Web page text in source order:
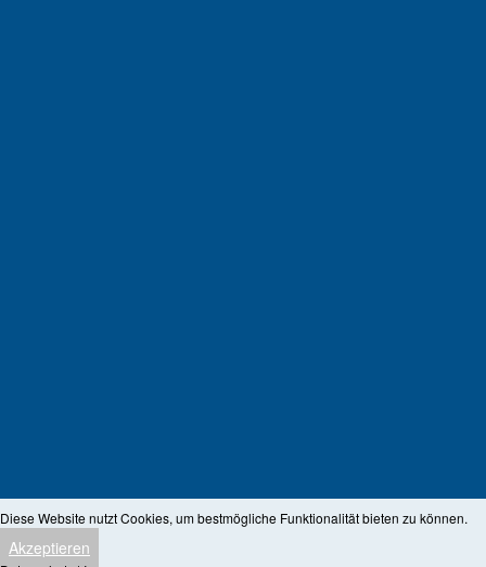
Diese Website nutzt Cookies, um bestmögliche Funktionalität bieten zu können.
Akzeptieren